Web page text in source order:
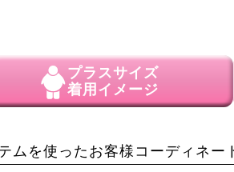
プラスサイズ
着用イメージ
ムを使ったお客様コーディネー